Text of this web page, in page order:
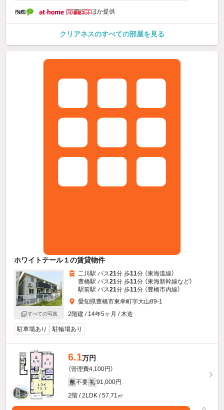
ほか提供
クリアネスのすべての部屋を見る
ホワイトテール１の賃貸物件
すべての写真
二川駅 バス21分 歩11分 （東海道線）
豊橋駅 バス21分 歩11分 （東海新幹線など）
駅前駅 バス21分 歩11分 （豊橋市内線）
愛知県豊橋市東幸町字大山89-1
2階建 / 14年5ヶ月 / 木造
駐車場あり 駐輪場あり
6.1万円
（管理費4,100円）
敷 不要 礼 91,000円
2階 / 2LDK / 57.71㎡